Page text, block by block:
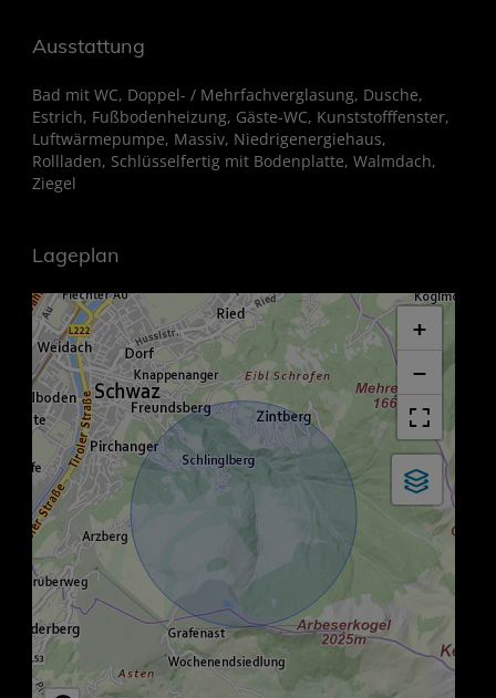
Ausstattung
Bad mit WC Doppel- / Mehrfachverglasung Dusche
Estrich Fußbodenheizung Gäste-WC Kunststofffenster
Luftwärmepumpe Massiv Niedrigenergiehaus
Rollladen Schlüsselfertig mit Bodenplatte Walmdach
Ziegel
Lageplan
+
−